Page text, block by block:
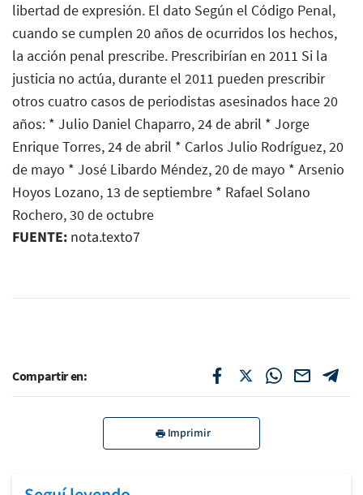
libertad de expresión. El dato Según el Código Penal,
cuando se cumplen 20 años de ocurridos los hechos,
la acción penal prescribe. Prescribirían en 2011 Si la
justicia no actúa, durante el 2011 pueden prescribir
otros cuatro casos de periodistas asesinados hace 20
años: * Julio Daniel Chaparro, 24 de abril * Jorge
Enrique Torres, 24 de abril * Carlos Julio Rodríguez, 20
de mayo * José Libardo Méndez, 20 de mayo * Arsenio
Hoyos Lozano, 13 de septiembre * Rafael Solano
Rochero, 30 de octubre
FUENTE: nota.texto7
Compartir en:
Imprimir